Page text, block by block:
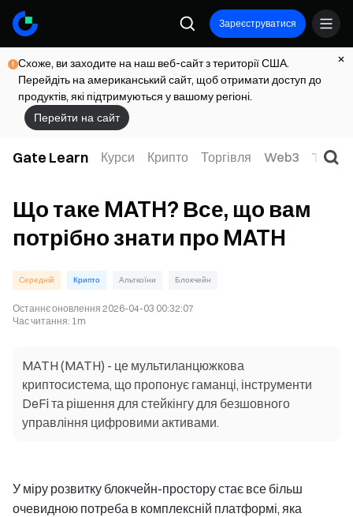
Зареєструватися
Схоже, ви заходите на наш веб-сайт з території США.
Перейдіть на американський сайт, щоб отримати доступ до
продуктів, які підтримуються у вашому регіоні.
Перейти на сайт
Gate Learn Курси Крипто Торгівля Web3 TradFi
Що таке MATH? Все, що вам
потрібно знати про MATH
Середній Крипто Альткоїни Блокчейн
Останнє оновлення 2026-04-03 00:32:07
Час читання: 1m
MATH (MATH) - це мультиланцюжкова
криптосистема, що пропонує гаманці, інструменти
DeFi та рішення для стейкінгу для безшовного
управління цифровими активами.
У міру розвитку блокчейн-простору стає все більш
очевидною потреба в комплексній платформі, яка